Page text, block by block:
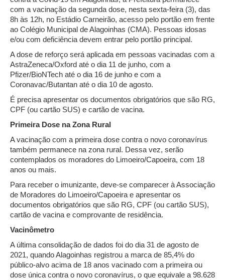
com a vacinação da segunda dose, nesta sexta-feira (3), das
8h às 12h, no Estádio Carneirão, acesso pelo portão em frente
ao Colégio Municipal de Alagoinhas (CMA). Pessoas idosas
e/ou com deficiência devem entrar pelo portão principal.
A dose de reforço será aplicada em pessoas vacinadas com a
AstraZeneca/Oxford até o dia 11 de junho, com a
Pfizer/BioNTech até o dia 16 de junho e com a
Coronavac/Butantan até o dia 10 de agosto.
É precisa apresentar os documentos obrigatórios que são RG,
CPF (ou cartão SUS) e cartão de vacina.
Primeira Dose na Zona Rural
A vacinação com a primeira dose contra o novo coronavírus
também permanece na zona rural. Dessa vez, serão
contemplados os moradores do Limoeiro/Capoeira, com 18
anos ou mais.
Para receber o imunizante, deve-se comparecer à Associação
de Moradores do Limoeiro/Capoeira e apresentar os
documentos obrigatórios que são RG, CPF (ou cartão SUS),
cartão de vacina e comprovante de residência.
Vacinômetro
A última consolidação de dados foi do dia 31 de agosto de
2021, quando Alagoinhas registrou a marca de 85,4% do
público-alvo acima de 18 anos vacinado com a primeira ou
dose única contra o novo coronavírus, o que equivale a 98.628